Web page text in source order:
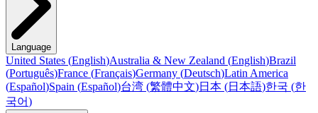
Language
United States (English)Australia & New Zealand (English)Brazil
(Português)France (Français)Germany (Deutsch)Latin America
(Español)Spain (Español)台湾 (繁體中文)日本 (日本語)한국 (한
국어)